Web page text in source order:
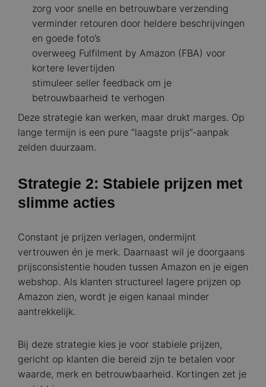
zorg voor snelle en betrouwbare verzending
verminder retouren door heldere beschrijvingen
en goede foto’s
overweeg Fulfilment by Amazon (FBA) voor
kortere levertijden
stimuleer seller feedback om je
betrouwbaarheid te verhogen
Deze strategie kan werken, maar drukt marges. Op
lange termijn is een pure “laagste prijs”-aanpak
zelden duurzaam.
Strategie 2: Stabiele prijzen met
slimme acties
Constant je prijzen verlagen, ondermijnt
vertrouwen én je merk. Daarnaast wil je doorgaans
prijsconsistentie houden tussen Amazon en je eigen
webshop. Als klanten structureel lagere prijzen op
Amazon zien, wordt je eigen kanaal minder
aantrekkelijk.
Bij deze strategie kies je voor stabiele prijzen,
gericht op klanten die bereid zijn te betalen voor
waarde, merk en betrouwbaarheid. Kortingen zet je